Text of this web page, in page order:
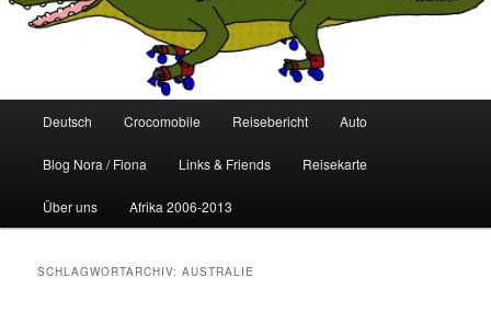
Deutsch Crocomobile Reisebericht Auto
Blog Nora / Fiona Links & Friends Reisekarte
Über uns Afrika 2006-2013
SCHLAGWORTARCHIV:AUSTRALIE